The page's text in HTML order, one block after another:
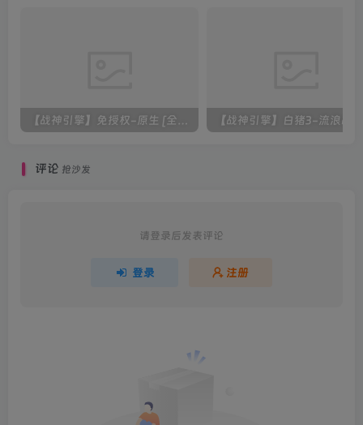
【战神引擎】免授权-原生 [全屏自动拾取] 插件 + 配置教程（更新修复版，具体自测）
评论 抢沙发
请登录后发表评论
登录 注册